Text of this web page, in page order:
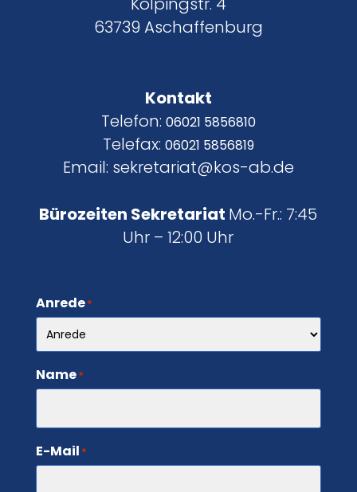
63739 Aschaffenburg
Kontakt
Telefon: 06021 5856810
Telefax: 06021 5856819
Email: sekretariat@kos-ab.de
Bürozeiten Sekretariat Mo.-Fr.: 7:45
Uhr – 12:00 Uhr
Anrede*
Name*
E-Mail *